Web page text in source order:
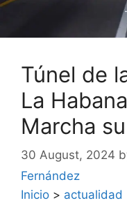
Túnel de
La
Marcha
30 August, 2024
Fernández
Inicio > actualidad